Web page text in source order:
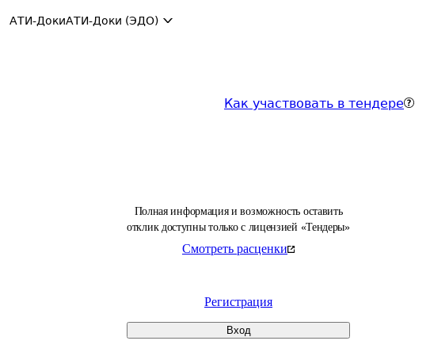
АТИ-ДокиАТИ-Доки (ЭДО)
Как участвовать в тендере
Полная информация и возможность оставить
отклик доступны только с лицензией «Тендеры»
Смотреть расценки
Регистрация
Вход